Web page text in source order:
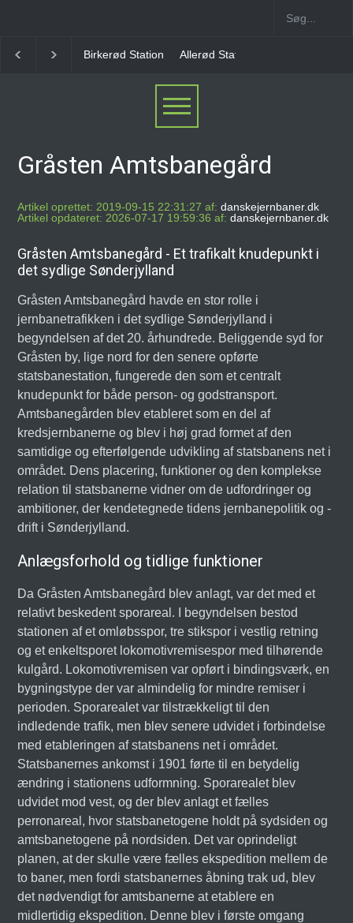
Allerød Station Favrholm Station
Gråsten Amtsbanegård
Artikel oprettet: 2019-09-15 22:31:27 af: danskejernbaner.dk
Artikel opdateret: 2026-07-17 19:59:36 af: danskejernbaner.dk
Gråsten Amtsbanegård - Et trafikalt knudepunkt i
det sydlige Sønderjylland
Gråsten Amtsbanegård havde en stor rolle i
jernbanetrafikken i det sydlige Sønderjylland i
begyndelsen af det 20. århundrede. Beliggende syd for
Gråsten by, lige nord for den senere opførte
statsbanestation, fungerede den som et centralt
knudepunkt for både person- og godstransport.
Amtsbanegården blev etableret som en del af
kredsjernbanerne og blev i høj grad formet af den
samtidige og efterfølgende udvikling af statsbanens net i
området. Dens placering, funktioner og den komplekse
relation til statsbanerne vidner om de udfordringer og
ambitioner, der kendetegnede tidens jernbanepolitik og -
drift i Sønderjylland.
Anlægsforhold og tidlige funktioner
Da Gråsten Amtsbanegård blev anlagt, var det med et
relativt beskedent sporareal. I begyndelsen bestod
stationen af et omløbsspor, tre stikspor i vestlig retning
og et enkeltsporet lokomotivremisespor med tilhørende
kulgård. Lokomotivremisen var opført i bindingsværk, en
bygningstype der var almindelig for mindre remiser i
perioden. Sporarealet var tilstrækkeligt til den
indledende trafik, men blev senere udvidet i forbindelse
med etableringen af statsbanens net i området.
Statsbanernes ankomst i 1901 førte til en betydelig
ændring i stationens udformning. Sporarealet blev
udvidet mod vest, og der blev anlagt et fælles
perronareal, hvor statsbanetogene holdt på sydsiden og
amtsbanetogene på nordsiden. Det var oprindeligt
planen, at der skulle være fælles ekspedition mellem de
to baner, men fordi statsbanernes åbning trak ud, blev
det nødvendigt for amtsbanerne at etablere en
midlertidig ekspedition. Denne blev i første omgang